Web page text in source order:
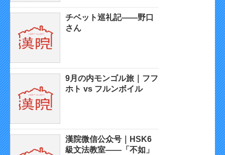
チベット巡礼記——野口
さん
9月の内モンゴル旅｜フフ
ホト vs フルンボイル
漢院微信公众号｜HSK6
級文法教室——「不如」